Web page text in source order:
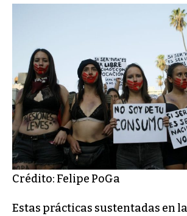
Crédito: Felipe PoGa
Estas prácticas sustentadas en